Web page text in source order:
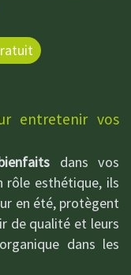
entretenir vos
dans vos
rôle esthétique, ils
en été, protègent
de qualité et leurs
dans les